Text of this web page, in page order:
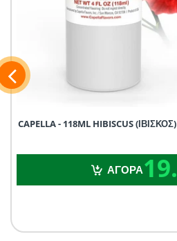
CAPELLA - 118ML HIBISCUS
ΑΓΟΡΑ